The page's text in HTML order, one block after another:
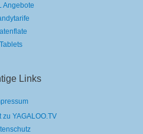
Angebote
Tablets
Links
zu YAGALOO.TV